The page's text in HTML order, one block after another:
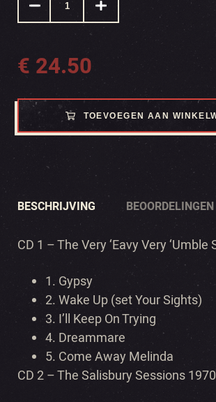
€ 24.50
TOEVOEGEN AAN
BESCHRIJVING
CD 1 – The Very ‘Eavy Very
1. Gypsy
2. Wake Up (set Your Sights)
3. I’ll Keep On Trying
4. Dreammare
5. Come Away Melinda
CD 2 – The Salisbury Sessions 1970